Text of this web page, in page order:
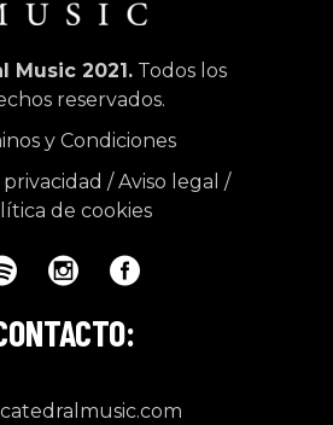
Music 2021.Todos los
reservados.
y Condiciones
/Aviso legal /
de cookies